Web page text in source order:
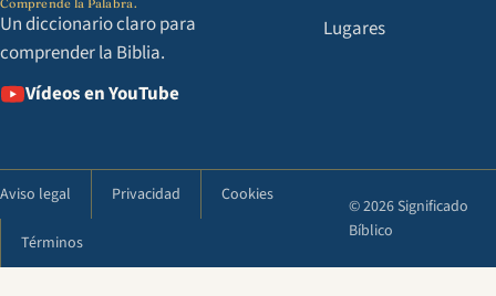
Comprende la Palabra.
Un diccionario claro para
comprender la Biblia.
Vídeos en YouTube
Lugares
Aviso legal Privacidad Cookies
Términos
© 2026 Significado
Bíblico